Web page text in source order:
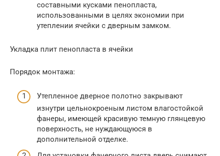
составными кусками пенопласта,
использованными в целях экономии при
утеплении ячейки с дверным замком.
Укладка плит пенопласта в ячейки
Порядок монтажа:
Утепленное дверное полотно закрывают
изнутри цельнокроеным листом влагостойкой
фанеры, имеющей красивую темную глянцевую
поверхность, не нуждающуюся в
дополнительной отделке.